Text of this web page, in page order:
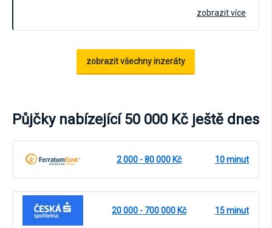
zobrazit více
zobrazit všechny inzeráty
Půjčky nabízející 50 000 Kč ještě dnes
2 000 - 80 000 Kč 10 minut
20 000 - 700 000 Kč 15 minut